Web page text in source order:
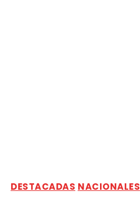
DESTACADAS NACIONALES